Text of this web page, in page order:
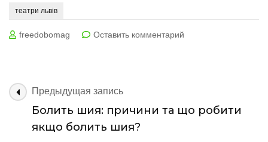
театри львів
freedobomag Оставить комментарий
Навигация
записям
Предыдущая запись
Болить шия: причини та що робити
якщо болить шия?